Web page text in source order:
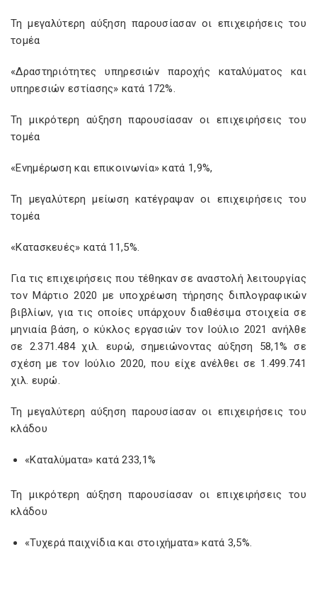
Τη μεγαλύτερη αύξηση παρουσίασαν οι επιχειρήσεις του
τομέα
«Δραστηριότητες υπηρεσιών παροχής καταλύματος και
υπηρεσιών εστίασης» κατά 172%.
Τη μικρότερη αύξηση παρουσίασαν οι επιχειρήσεις του
τομέα
«Ενημέρωση και επικοινωνία» κατά 1,9%,
Τη μεγαλύτερη μείωση κατέγραψαν οι επιχειρήσεις του
τομέα
«Κατασκευές» κατά 11,5%.
Για τις επιχειρήσεις που τέθηκαν σε αναστολή λειτουργίας
τον Μάρτιο 2020 με υποχρέωση τήρησης διπλογραφικών
βιβλίων, για τις οποίες υπάρχουν διαθέσιμα στοιχεία σε
μηνιαία βάση, ο κύκλος εργασιών τον Ιούλιο 2021 ανήλθε
σε 2.371.484 χιλ. ευρώ, σημειώνοντας αύξηση 58,1% σε
σχέση με τον Ιούλιο 2020, που είχε ανέλθει σε 1.499.741
χιλ. ευρώ.
Τη μεγαλύτερη αύξηση παρουσίασαν οι επιχειρήσεις του
κλάδου
«Καταλύματα» κατά 233,1%
Τη μικρότερη αύξηση παρουσίασαν οι επιχειρήσεις του
κλάδου
«Τυχερά παιχνίδια και στοιχήματα» κατά 3,5%.